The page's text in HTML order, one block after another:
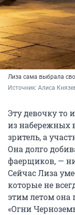
Лиза сама выбрала
Источник: Алиса
Эту девочку то
из набережных
зритель, а
Она долго
фаерщиков, —
Сейчас Лиза
которые не
этим летом она
«Огни